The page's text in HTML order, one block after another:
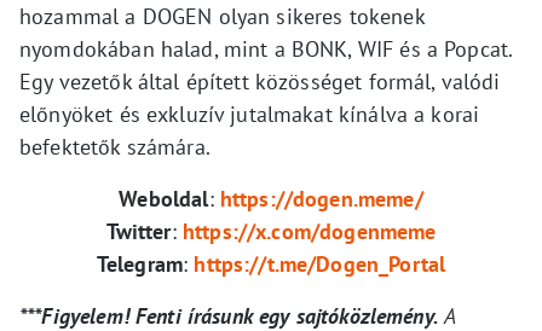
hozammal a DOGEN olyan sikeres tokenek
nyomdokában halad, mint a BONK, WIF és a Popcat.
Egy vezetők által épített közösséget formál, valódi
előnyöket és exkluzív jutalmakat kínálva a korai
befektetők számára.
Weboldal: https://dogen.meme/
Twitter: https://x.com/dogenmeme
Telegram: https://t.me/Dogen_Portal
***Figyelem! Fenti írásunk egy sajtóközlemény.A